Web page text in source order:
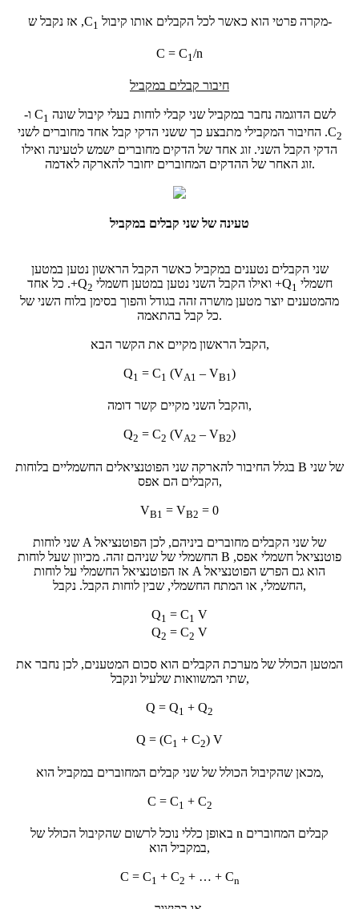
מקרה פרטי הוא כאשר לכל הקבלים אותו קיבול C1 , אז נקבל ש-
C = C1/n
חיבור קבלים במקביל
לשם הדוגמה נחבר במקביל שני קבלי לוחות בעלי קיבול שונה C1
ו-
C2
. החיבור המקבילי מתבצע כך ששני הדקי קבל אחד מחוברים לשני
הדקי הקבל השני. זוג אחד של הדקים מחוברים ישמש לטעינה ואילו
זוג האחר של ההדקים המחוברים יחובר להארקה לאדמה.
טעינה של שני קבלים במקביל
שני הקבלים נטענים במקביל כאשר הקבל הראשון נטען במטען
חשמלי
+Q1 ואילו הקבל השני נטען במטען חשמלי +Q2
. כל אחד
מהמטענים יוצר מטען מושרה זהה בגודל והפוך בסימן בלוח השני של
כל קבל בהתאמה.
הקבל הראשון מקיים את הקשר הבא,
Q1 = C1 (VA1 – VB1)
והקבל השני מקיים קשר דומה,
Q2 = C2 (VA2 – VB2)
בגלל החיבור להארקה שני הפוטנציאלים החשמליים בלוחות B של שני
הקבלים הם אפס,
VB1 = VB2 = 0
שני לוחות A של שני הקבלים מחוברים ביניהם, לכן הפוטנציאל
החשמלי של שניהם זהה. מכיוון שעל לוחות B פוטנציאל חשמלי אפס,
אז הפוטנציאל החשמלי על לוחות A הוא גם הפרש הפוטנציאל
החשמלי, או המתח החשמלי, שבין לוחות הקבל. נקבל,
Q1 = C1 V
Q2 = C2 V
המטען הכולל של מערכת הקבלים הוא סכום המטענים, לכן נחבר את
שתי המשוואות שלעיל ונקבל,
Q = Q1 + Q2
Q = (C1 + C2) V
מכאן שהקיבול הכולל של שני קבלים המחוברים במקביל הוא,
C = C1 + C2
באופן כללי נוכל לרשום שהקיבול הכולל של n קבלים המחוברים
במקביל הוא,
C = C1 + C2 + … + Cn